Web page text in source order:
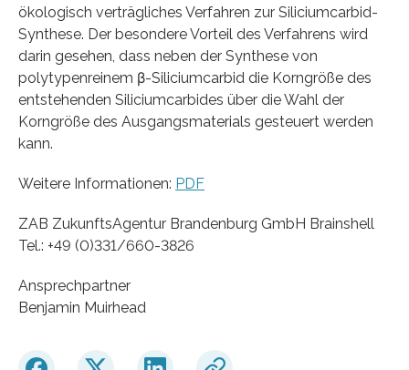
ökologisch verträgliches Verfahren zur Siliciumcarbid-
Synthese. Der besondere Vorteil des Verfahrens wird
darin gesehen, dass neben der Synthese von
polytypenreinem β-Siliciumcarbid die Korngröße des
entstehenden Siliciumcarbides über die Wahl der
Korngröße des Ausgangsmaterials gesteuert werden
kann.
Weitere Informationen: PDF
ZAB ZukunftsAgentur Brandenburg GmbH Brainshell
Tel.: +49 (0)331/660-3826
Ansprechpartner
Benjamin Muirhead